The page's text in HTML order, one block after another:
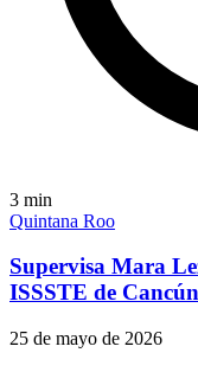
3 min
Quintana Roo
Supervisa Mara
ISSSTE de
25 de mayo de 2026